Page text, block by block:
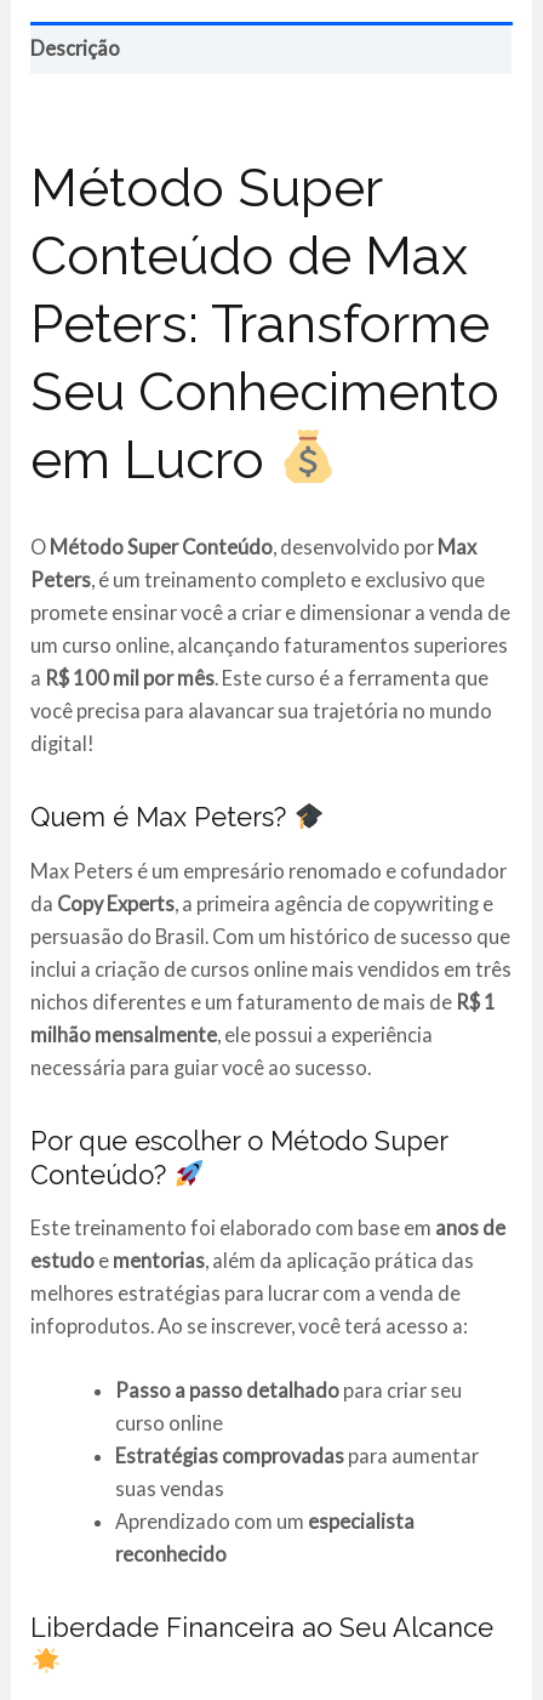
Descrição
Método Super
Conteúdo de Max
Peters: Transforme
Seu Conhecimento
em Lucro
O Método Super Conteúdo, desenvolvido por Max
Peters, é um treinamento completo e exclusivo que
promete ensinar você a criar e dimensionar a venda de
um curso online, alcançando faturamentos superiores
a R$ 100 mil por mês. Este curso é a ferramenta que
você precisa para alavancar sua trajetória no mundo
digital!
Quem é Max Peters?
Max Peters é um empresário renomado e cofundador
da Copy Experts , a primeira agência de copywriting e
persuasão do Brasil. Com um histórico de sucesso que
inclui a criação de cursos online mais vendidos em três
nichos diferentes e um faturamento de mais de R$ 1
milhão mensalmente , ele possui a experiência
necessária para guiar você ao sucesso.
Por que escolher o Método Super
Conteúdo?
Este treinamento foi elaborado com base em anos de
estudo e mentorias, além da aplicação prática das
melhores estratégias para lucrar com a venda de
infoprodutos. Ao se inscrever, você terá acesso a:
Passo a passo detalhadopara criar seu
curso online
Estratégias comprovadaspara aumentar
suas vendas
Aprendizado com um especialista
reconhecido
Liberdade Financeira ao Seu Alcance